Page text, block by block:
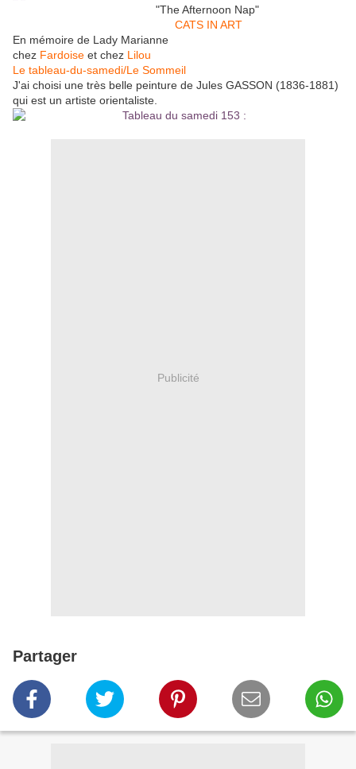
"The Afternoon Nap"
CATS IN ART
En mémoire de Lady Marianne
chez Fardoise et chez Lilou
Le tableau-du-samedi/Le Sommeil
J'ai choisi une très belle peinture de Jules GASSON (1836-1881)
qui est un artiste orientaliste.
Publicité
Partager